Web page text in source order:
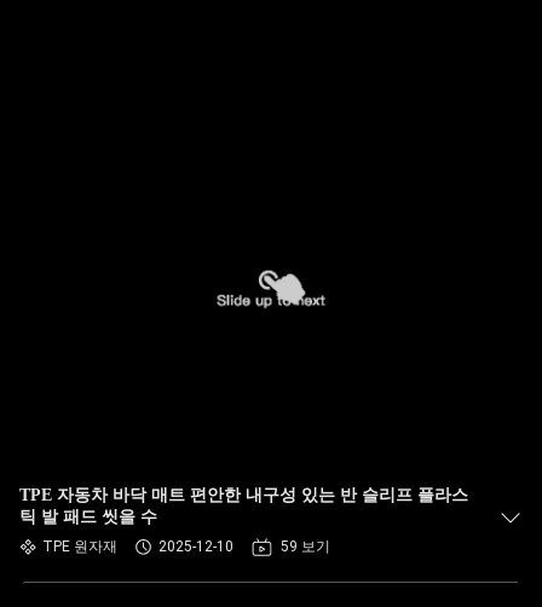
TPE 자동차 바닥 매트 편안한 내구성 있는 반 슬리프 플라스
틱 발 패드 씻을 수
TPE 원자재 2025-12-10 59 보기